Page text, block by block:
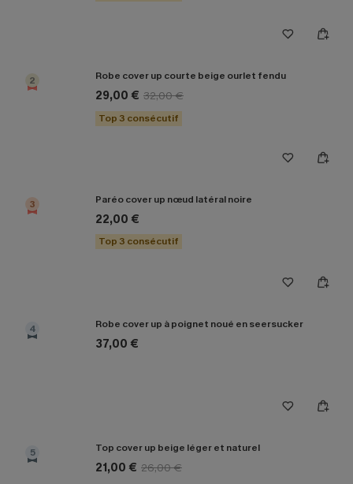
2 Robe cover up courte beige ourlet fendu
29,00 € 32,00 €
Top 3 consécutif
3 Paréo cover up nœud latéral noire
22,00 €
Top 3 consécutif
4 Robe cover up à poignet noué en seersucker
37,00 €
5 Top cover up beige léger et naturel
21,00 € 26,00 €